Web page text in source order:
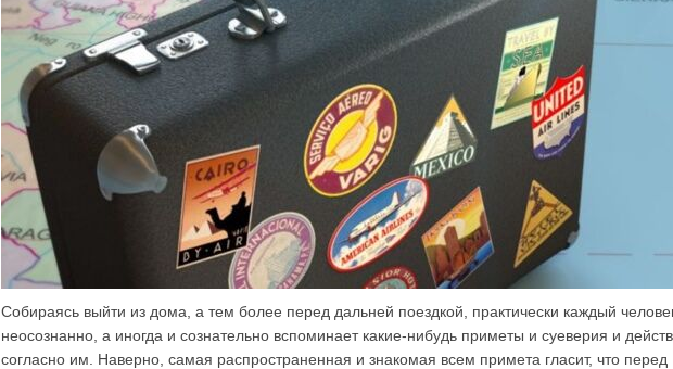
Собираясь выйти из дома, а тем более перед дальней поездкой, практически каждый
неосознанно, а иногда и сознательно вспоминает какие-нибудь приметы и суеверия и
согласно им. Наверно, самая распространенная и знакомая всем примета гласит, что перед